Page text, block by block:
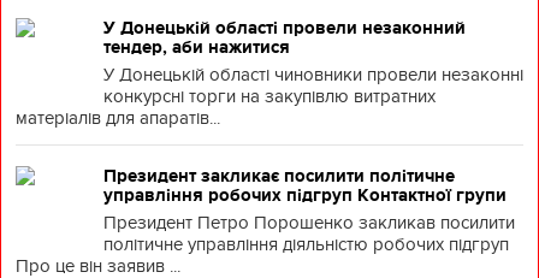
У Донецькій області провели незаконний
тендер, аби нажитися
У Донецькій області чиновники провели незаконні
конкурсні торги на закупівлю витратних
матеріалів для апаратів...
Президент закликає посилити політичне
управління робочих підгруп Контактної групи
Президент Петро Порошенко закликав посилити
політичне управління діяльністю робочих підгруп
Про це він заявив ...